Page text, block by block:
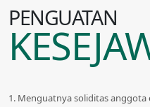
PENGUATAN
1. Menguatnya soliditas anggota